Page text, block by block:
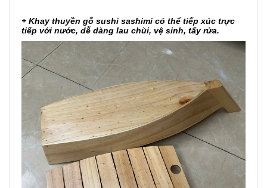
+ Khay thuyền gỗ sushi sashimi có thể tiếp xúc trực
tiếp với nước, dễ dàng lau chùi, vệ sinh, tẩy rửa.